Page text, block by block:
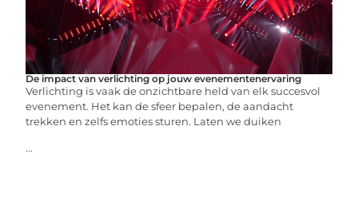
De impact van verlichting op jouw evenementenervaring
Verlichting is vaak de onzichtbare held van elk succesvol
evenement. Het kan de sfeer bepalen, de aandacht
trekken en zelfs emoties sturen. Laten we duiken
...